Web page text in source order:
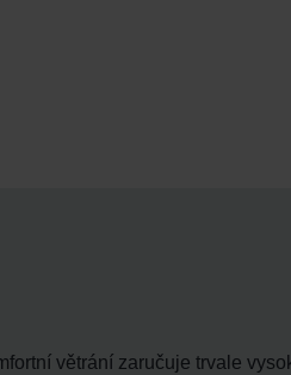
větrání zaručuje trvale